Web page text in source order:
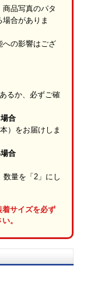
の社外品メーカーに
と、製造されたもの
品だけを発送しま
品写真のパタ
合がありま
への影響はござ
るか、必ずご確
合
）をお届けしま
合
数量を「2」にし
サイズを必ず
。